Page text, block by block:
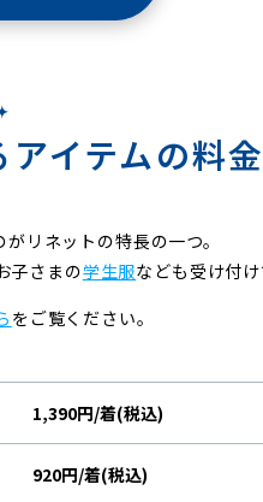
イテムの料
リネットの特長の一つ。
子さまの学生服なども受け付
をご覧ください。
1,390円/着(税込)
920円/着(税込)